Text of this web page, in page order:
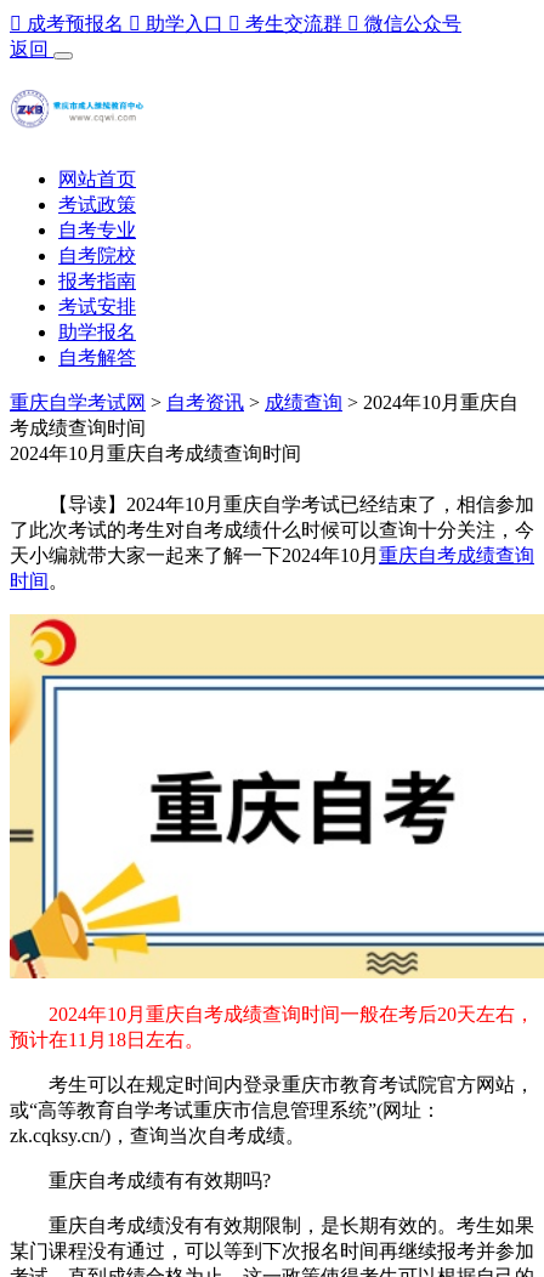
 成考预报名  助学入口  考生交流群  微信公众号
返回
网站首页
考试政策
自考专业
自考院校
报考指南
考试安排
助学报名
自考解答
重庆自学考试网 > 自考资讯 > 成绩查询 > 2024年10月重庆自
考成绩查询时间
2024年10月重庆自考成绩查询时间
【导读】2024年10月重庆自学考试已经结束了，相信参加
了此次考试的考生对自考成绩什么时候可以查询十分关注，今
天小编就带大家一起来了解一下2024年10月 重庆自考成绩查询
时间 。
2024年10月重庆自考成绩查询时间一般在考后20天左右，
预计在11月18日左右。
考生可以在规定时间内登录重庆市教育考试院官方网站，
或“高等教育自学考试重庆市信息管理系统”(网址：
zk.cqksy.cn/)，查询当次自考成绩。
重庆自考成绩有有效期吗?
重庆自考成绩没有有效期限制，是长期有效的。考生如果
某门课程没有通过，可以等到下次报名时间再继续报考并参加